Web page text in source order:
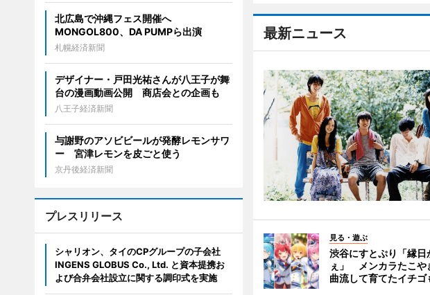
最新ニュース
見る・遊ぶ
渋谷にすとぷり「縁日
ぇ」 メンカラたこや
曲流して育てたイチゴ
北広島で沖縄フェス開催へ
MONGOL800、DA PUMPら出演
札幌経済新聞
デザイナー・戸田光祐さんが八王子が舞
台の漫画動画公開 商店会との企画も
八王子経済新聞
与謝野のアソビビールが発酵レモンサワ
ー 宮津レモンを皮ごと使う
京丹後経済新聞
プレスリリース
シャリオン、タイのCPグループの子会社
INGENS GLOBUS Co., Ltd. と資本提携お
よび合弁会社設立に関する調印式を実施